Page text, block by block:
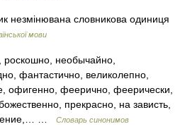
незмінювана словникова одиниця
мови
необычайно,
фантастично, великолепно,
офигенно, феерично, феерически,
прекрасно, на зависть,
…
Словарь синонимов